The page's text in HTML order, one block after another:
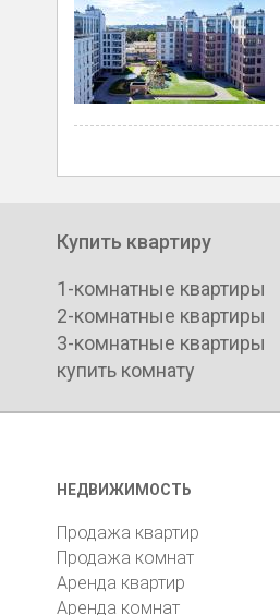
Купить квартиру
1-комнатные квартиры
2-комнатные квартиры
3-комнатные квартиры
купить комнату
НЕДВИЖИМОСТЬ
Продажа квартир
Продажа комнат
Аренда квартир
Аренда комнат